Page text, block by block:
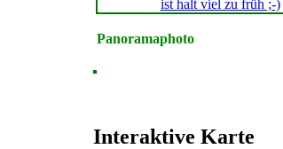
Panoramaphoto
Interaktive Karte